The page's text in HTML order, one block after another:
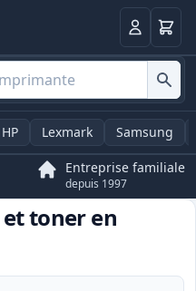
Panier
HP Lexmark Samsung
Entreprise familiale
depuis 1997
et toner en